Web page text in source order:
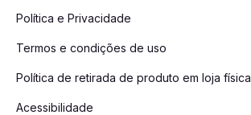
Política e Privacidade
Termos e condições de uso
Política de retirada de produto em loja física
Acessibilidade